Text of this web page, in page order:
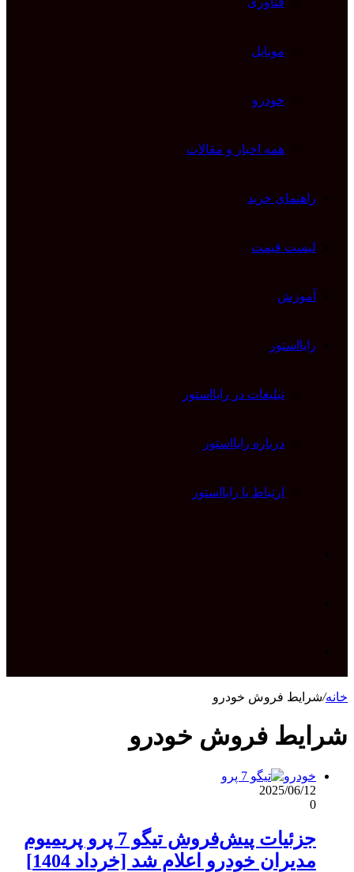
موبایل
خودرو
همه اخبار و مقالات
راهنمای خرید
لیست قیمت
آموزش
رایااستور
تبلیغات در رایااستور
درباره رایااستور
ارتباط با رایااستور
برای خانه/شرایط فروش خودرو
شرایط فروش خودرو
خودرو
2025/06/12
0
جزئیات پیش‌فروش تیگو 7 پرو پریمیوم
مدیران خودرو اعلام شد [خرداد 1404]